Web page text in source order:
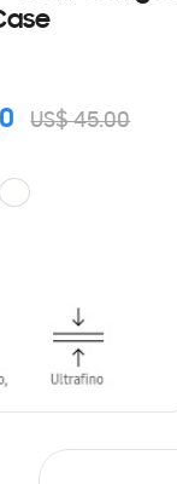
US$ 45.00